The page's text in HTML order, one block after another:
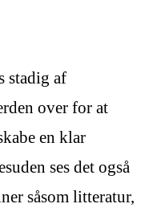
stadig af
over for at
en klar
ses det også
såsom litteratur,